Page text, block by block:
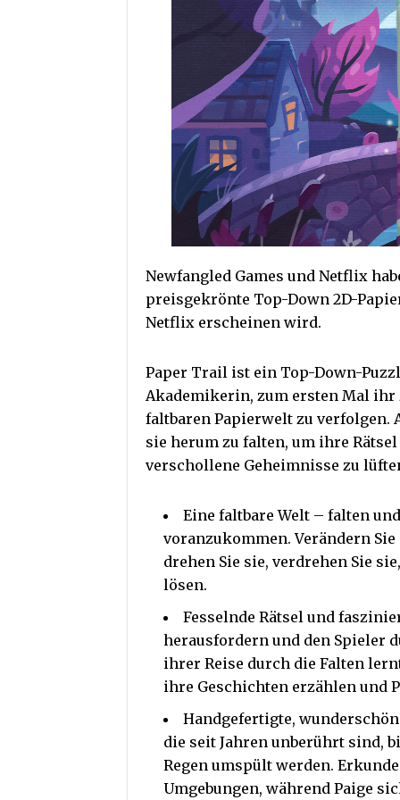
Newfangled Games und Netflix
preisgekrönte Top-Down 2D-
Netflix erscheinen wird.
Paper Trail ist ein Top-Down-
Akademikerin, zum ersten Mal
faltbaren Papierwelt zu verfolgen.
sie herum zu falten, um ihre
verschollene Geheimnisse zu
Eine faltbare Welt – falten
voranzukommen. Verändern
drehen Sie sie, verdrehen Sie
lösen.
Fesselnde Rätsel und
herausfordern und den Spieler
ihrer Reise durch die Falten
ihre Geschichten erzählen und
Handgefertigte,
die seit Jahren unberührt sind,
Regen umspült werden.
Umgebungen, während Paige